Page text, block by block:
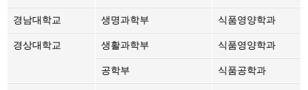
경남대학교 생명과학부 식품영양학과
경상대학교 생활과학부 식품영양학과
공학부 식품공학과